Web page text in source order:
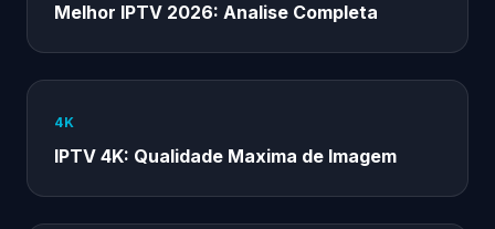
Melhor IPTV 2026: Analise Completa
4K
IPTV 4K: Qualidade Maxima de Imagem